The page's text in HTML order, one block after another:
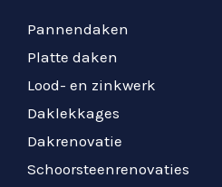
Pannendaken
Platte daken
Lood- en zinkwerk
Daklekkages
Dakrenovatie
Schoorsteenrenovaties